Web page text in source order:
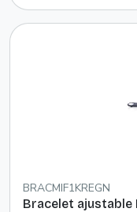
BRACMIF1KREGN
Bracelet ajustable